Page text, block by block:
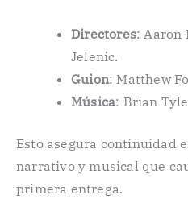
Directores: Aaron
Jelenic.
Guion: Matthew
Música: Brian
Esto asegura continuidad
narrativo y musical que
primera entrega.